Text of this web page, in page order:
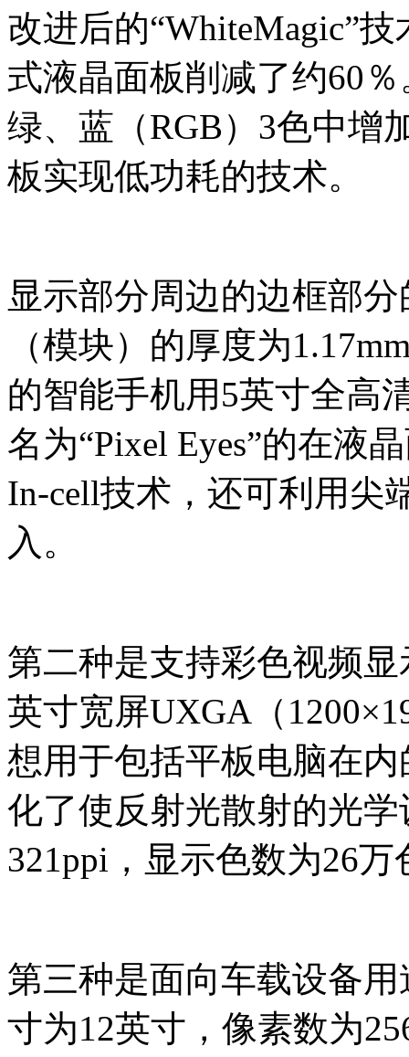
改进后的“WhiteMagic”
式液晶面板削减了约60
绿、蓝（RGB）3色中增
板实现低功耗的技术。
显示部分周边的边框部
（模块）的厚度为
的智能手机用5英寸全高
名为“Pixel Eyes”的在液
In-cell技术，还可利用尖
入。
第二种是支持彩色视频
英寸宽屏UXGA（
想用于包括平板电脑在
化了使反射光散射的光
321ppi，显示色数为26万
第三种是面向车载设备
寸为12英寸，像素数为